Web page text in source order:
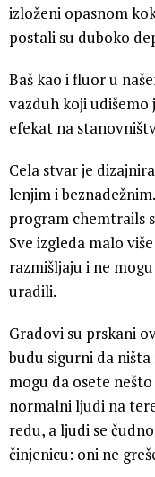
izloženi opasnom
postali su duboko
Baš kao i fluor u
vazduh koji udišemo
efekat na
Cela stvar je
lenjim i
program chemtrails
Sve izgleda malo
razmišljaju i ne
uradili.
Gradovi su prskani
budu sigurni da
mogu da osete
normalni ljudi na
redu, a ljudi se
činjenicu: oni ne